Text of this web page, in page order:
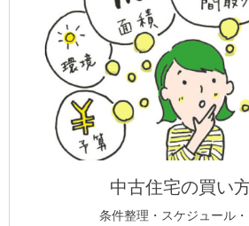
中古住宅の買い
条件整理・スケジュール